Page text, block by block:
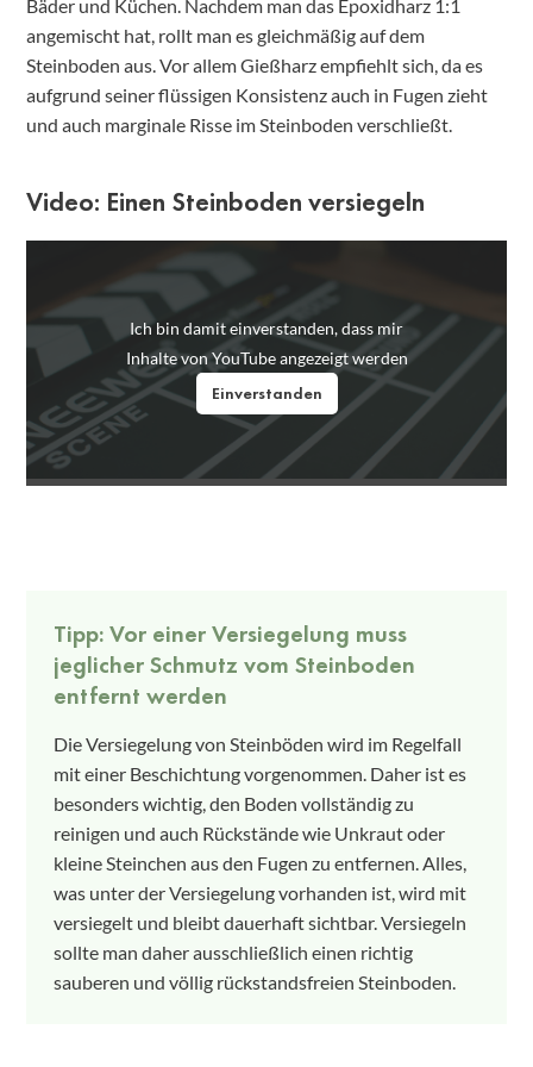
Bäder und Küchen. Nachdem man das Epoxidharz 1:1
angemischt hat, rollt man es gleichmäßig auf dem
Steinboden aus. Vor allem Gießharz empfiehlt sich, da es
aufgrund seiner flüssigen Konsistenz auch in Fugen zieht
und auch marginale Risse im Steinboden verschließt.
Video: Einen Steinboden versiegeln
Ich bin damit einverstanden, dass mir
Inhalte von YouTube angezeigt werden
Einverstanden
Tipp: Vor einer Versiegelung muss
jeglicher Schmutz vom Steinboden
entfernt werden
Die Versiegelung von Steinböden wird im Regelfall
mit einer Beschichtung vorgenommen. Daher ist es
besonders wichtig, den Boden vollständig zu
reinigen und auch Rückstände wie Unkraut oder
kleine Steinchen aus den Fugen zu entfernen. Alles,
was unter der Versiegelung vorhanden ist, wird mit
versiegelt und bleibt dauerhaft sichtbar. Versiegeln
sollte man daher ausschließlich einen richtig
sauberen und völlig rückstandsfreien Steinboden.